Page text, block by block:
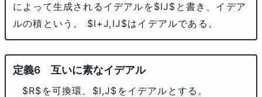
によって生成されるイデアルを$IJ$ と書き、イデア
ルの積という。 $I+J,IJ$はイデアルである。
互いに素なイデアル
$R$ を可換環、 $I,J$ をイデアルとする。